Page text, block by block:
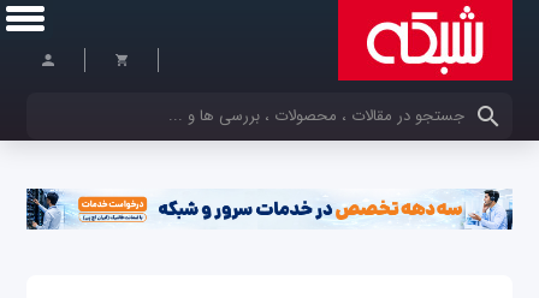
کلمات کلیدی خود را وارد کنید